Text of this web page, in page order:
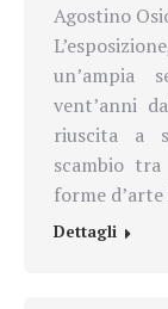
Agostino
un’ampia
vent’anni
riuscita a
scambio
forme
Dettagli